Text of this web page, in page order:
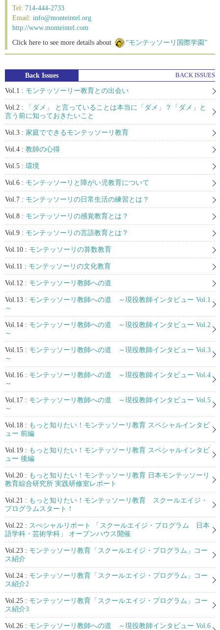
Tel: 714-444-2733
Email: info@monteintel.org
http://www.monteintel.com
Click here to see more details about
“モンテッソーリ国際学園”
Back Issues BACK ISSUES
Vol.1 : モンテッソーリー教育との出会い
Vol.2 :
「ダメ」 と言っていることは本当に「ダメ」？「ダメ」と
言う前に知っておきたいこと
Vol.3 : 家庭でできるモンテッソーリ教育
Vol.4 : 教師の心得
Vol.5 : 環境
Vol.6 : モンテッソーリと障がい児教育について
Vol.7 : モンテッソーリの日常生活の練習とは？
Vol.8 : モンテッソーリの感覚教育とは？
Vol.9 : モンテッソーリの言語教育とは？
Vol.10 : モンテッソーリの算数教育
Vol.11 : モンテッソーリの文化教育
Vol.12 : モンテッソーリ教師への道
Vol.13 : モンテッソーリ教師への道 ～現役教師インタビュー Vol.1
～
Vol.14 : モンテッソーリ教師への道 ～現役教師インタビュー Vol.2
～
Vol.15 : モンテッソーリ教師への道 ～現役教師インタビュー Vol.3
～
Vol.16 : モンテッソーリ教師への道 ～現役教師インタビュー Vol.4
～
Vol.17 : モンテッソーリ教師への道 ～現役教師インタビュー Vol.5
～
Vol.18 : もっと知りたい！モンテッソーリ教育 スペシャルインタビ
ュー 前編
Vol.19 : もっと知りたい！モンテッソーリ教育 スペシャルインタビ
ュー 後編
Vol.20 : もっと知りたい！モンテッソーリ教育 日本モンテッソーリ
教育綜合研究所 実践研修室レポート
Vol.21 : もっと知りたい！モンテッソーリ教育 スクールエイジ・
プログラムスタート！
Vol.22 : スぺシャルリポート 「スクールエイジ・プログラム 日本
語学科・芸術学科」 オープンハウス開催
Vol.23 : モンテッソーリ教育「スクールエイジ・プログラム」コー
ス紹介
Vol.24 : モンテッソーリ教育「スクールエイジ・プログラム」コー
ス紹介2
Vol.25 : モンテッソーリ教育「スクールエイジ・プログラム」コー
ス紹介3
Vol.26 : モンテッソーリ教師への道 ～現役教師インタビュー Vol.6